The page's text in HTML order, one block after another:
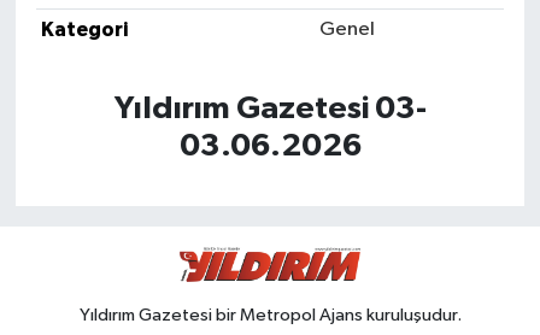
Kategori
Genel
Yıldırım Gazetesi 03-
03.06.2026
Yıldırım Gazetesi bir Metropol Ajans kuruluşudur.